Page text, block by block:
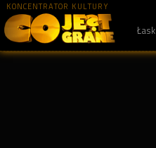
KONCENTRATOR KULTURY
Łask